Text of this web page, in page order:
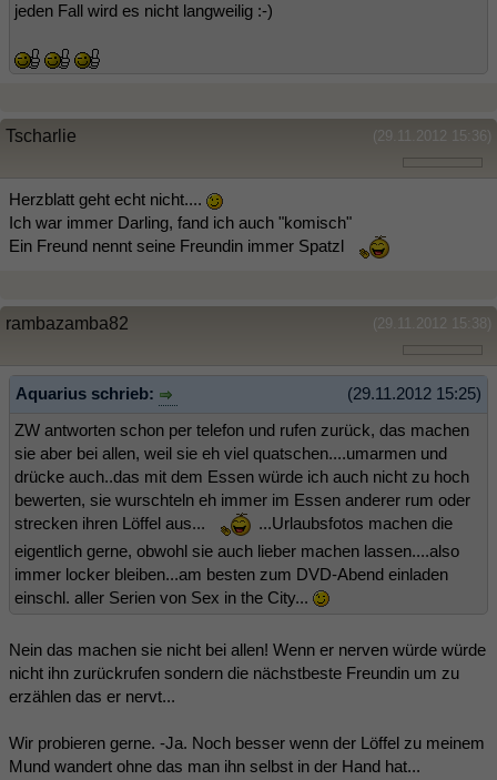
jeden Fall wird es nicht langweilig :-)
(29.11.2012 15:36)
Tscharlie
Herzblatt geht echt nicht....
Ich war immer Darling, fand ich auch "komisch"
Ein Freund nennt seine Freundin immer Spatzl
(29.11.2012 15:38)
rambazamba82
(29.11.2012 15:25)
Aquarius schrieb:
ZW antworten schon per telefon und rufen zurück, das machen
sie aber bei allen, weil sie eh viel quatschen....umarmen und
drücke auch..das mit dem Essen würde ich auch nicht zu hoch
bewerten, sie wurschteln eh immer im Essen anderer rum oder
strecken ihren Löffel aus...
...Urlaubsfotos machen die
eigentlich gerne, obwohl sie auch lieber machen lassen....also
immer locker bleiben...am besten zum DVD-Abend einladen
einschl. aller Serien von Sex in the City...
Nein das machen sie nicht bei allen! Wenn er nerven würde würde
nicht ihn zurückrufen sondern die nächstbeste Freundin um zu
erzählen das er nervt...
Wir probieren gerne. -Ja. Noch besser wenn der Löffel zu meinem
Mund wandert ohne das man ihn selbst in der Hand hat...